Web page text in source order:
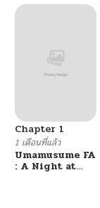
Chapter 1
1 เดือนที่แล้ว
Umamusume FA
: A Night at